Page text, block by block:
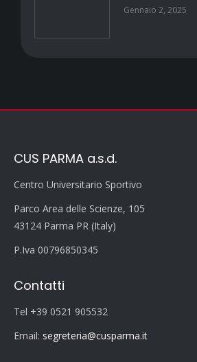
Gennaio 2, 2025
CUS PARMA a.s.d.
Centro Universitario Sportivo
Parco Area delle Scienze, 105
43124 Parma PR (Italy)
P.Iva 00796850345
Contatti
Tel +39 0521 905532
Email: segreteria@cusparma.it